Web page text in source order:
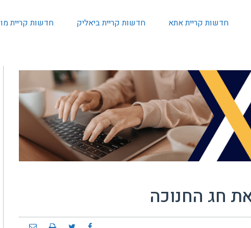
חדשות קריית אתא חדשות קריית ביאליק חדשות קריית
חג החנוכה